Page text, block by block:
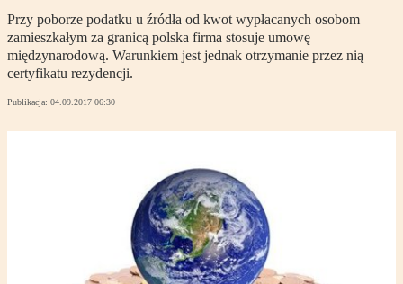
Przy poborze podatku u źródła od kwot wypłacanych osobom
zamieszkałym za granicą polska firma stosuje umowę
międzynarodową. Warunkiem jest jednak otrzymanie przez nią
certyfikatu rezydencji.
Publikacja: 04.09.2017 06:30